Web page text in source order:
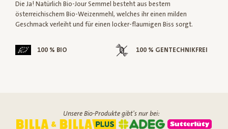
Die Ja! Natürlich Bio-Jour Semmel besteht aus bestem
österreichischem Bio-Weizenmehl, welches ihr einen milden
Geschmack verleiht und für einen locker-flaumigen Biss sorgt.
100 % BIO 100 % GENTECHNIKFREI
Unsere Bio-Produkte gibt's nur bei: